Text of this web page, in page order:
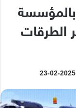
الطرقات